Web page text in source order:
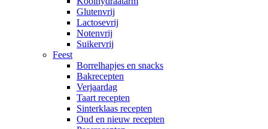
Glutenvrij
Lactosevrij
Notenvrij
Suikervrij
Feest
Borrelhapjes en snacks
Bakrecepten
Verjaardag
Taart recepten
Sinterklaas recepten
Oud en nieuw recepten